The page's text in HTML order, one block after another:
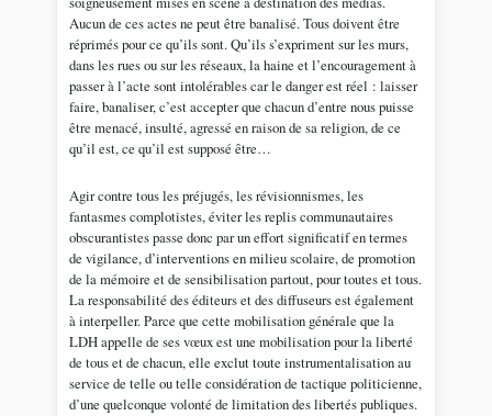
Aucun de ces actes ne peut être banalisé. Tous doivent être
réprimés pour ce qu’ils sont. Qu’ils s’expriment sur les murs,
dans les rues ou sur les réseaux, la haine et l’encouragement à
passer à l’acte sont intolérables car le danger est réel : laisser
faire, banaliser, c’est accepter que chacun d’entre nous puisse
être menacé, insulté, agressé en raison de sa religion, de ce
qu’il est, ce qu’il est supposé être…
Agir contre tous les préjugés, les révisionnismes, les
fantasmes complotistes, éviter les replis communautaires
obscurantistes passe donc par un effort significatif en termes
de vigilance, d’interventions en milieu scolaire, de promotion
de la mémoire et de sensibilisation partout, pour toutes et tous.
La responsabilité des éditeurs et des diffuseurs est également
à interpeller. Parce que cette mobilisation générale que la
LDH appelle de ses vœux est une mobilisation pour la liberté
de tous et de chacun, elle exclut toute instrumentalisation au
service de telle ou telle considération de tactique politicienne,
d’une quelconque volonté de limitation des libertés publiques.